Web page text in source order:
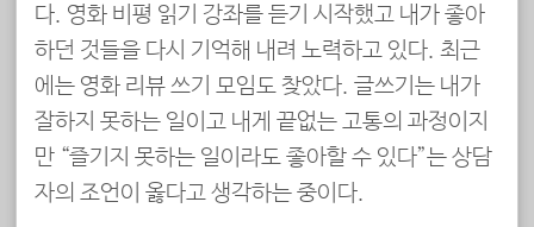
다. 영화 비평 읽기 강좌를 듣기 시작했고 내가 좋아
하던 것들을 다시 기억해 내려 노력하고 있다. 최근
에는 영화 리뷰 쓰기 모임도 찾았다. 글쓰기는 내가
잘하지 못하는 일이고 내게 끝없는 고통의 과정이지
만 “즐기지 못하는 일이라도 좋아할 수 있다”는 상담
자의 조언이 옳다고 생각하는 중이다.